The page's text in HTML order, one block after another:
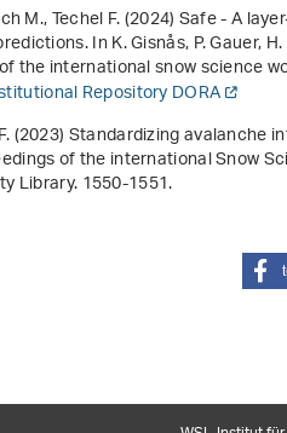
M., Techel F. (2024)Safe - A
. In K. Gisnås, P. Gauer,
the international snow science
Repository DORA
(2023)Standardizing avalanche
of the international Snow
Library. 1550-1551.